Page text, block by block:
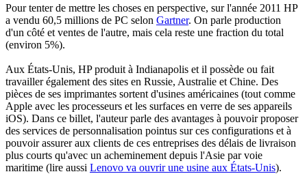
Pour tenter de mettre les choses en perspective, sur l'année 2011 HP
a vendu 60,5 millions de PC selon Gartner. On parle production
d'un côté et ventes de l'autre, mais cela reste une fraction du total
(environ 5%).
Aux États-Unis, HP produit à Indianapolis et il possède ou fait
travailler également des sites en Russie, Australie et Chine. Des
pièces de ses imprimantes sortent d'usines américaines (tout comme
Apple avec les processeurs et les surfaces en verre de ses appareils
iOS). Dans ce billet, l'auteur parle des avantages à pouvoir proposer
des services de personnalisation pointus sur ces configurations et à
pouvoir assurer aux clients de ces entreprises des délais de livraison
plus courts qu'avec un acheminement depuis l'Asie par voie
maritime (lire aussi Lenovo va ouvrir une usine aux États-Unis).